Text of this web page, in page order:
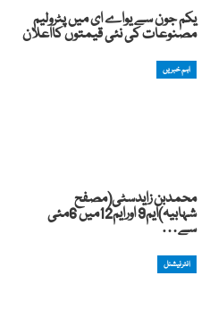
یکم جون سے یواے ای میں پٹرولیم
مصنوعات کی نئی قیمتوں کااعلان
اہم خبریں
محمدبن زایدسٹی(مصفح
شہابیہ)ایم9 اورایم12میں 6مئی
سے…
انٹرنیشنل